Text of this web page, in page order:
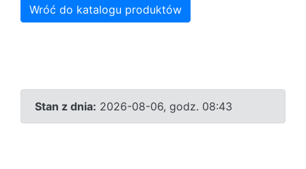
Wróć do katalogu produktów
Stan z dnia: 2026-08-06, godz. 08:43